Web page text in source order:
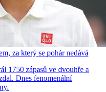
za který se pohár nedává
1750 zápasů ve dvouhře a
Dnes fenomenální